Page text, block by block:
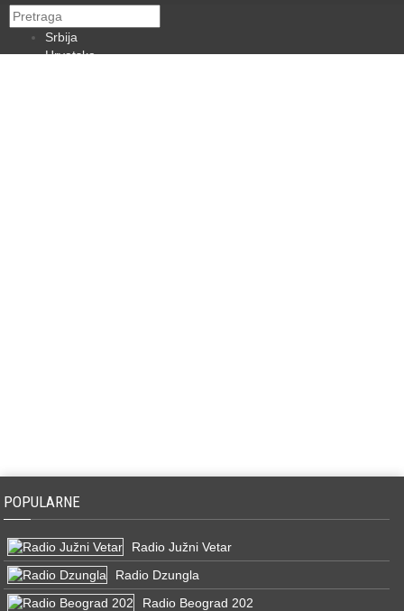
Srbija
Hrvatska
POPULARNE
Radio Južni Vetar
Radio Dzungla
Radio Beograd 202